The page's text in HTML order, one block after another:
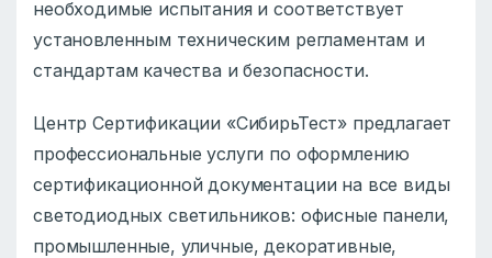
необходимые испытания и соответствует
установленным техническим регламентам и
стандартам качества и безопасности.
Центр Сертификации «СибирьТест» предлагает
профессиональные услуги по оформлению
сертификационной документации на все виды
светодиодных светильников: офисные панели,
промышленные, уличные, декоративные,